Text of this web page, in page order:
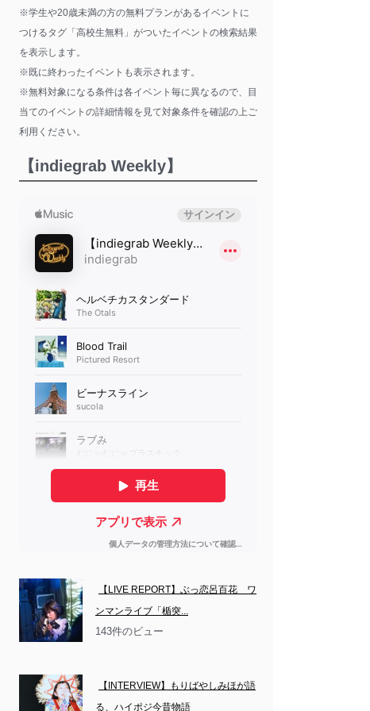
※学生や20歳未満の方の無料プランがあるイベントに
つけるタグ「高校生無料」がついたイベントの検索結果
を表示します。
※既に終わったイベントも表示されます。
※無料対象になる条件は各イベント毎に異なるので、目
当てのイベントの詳細情報を見て対象条件を確認の上ご
利用ください。
【indiegrab Weekly】
【LIVE REPORT】ぶっ恋呂百花　ワ
ンマンライブ「楯突...
143件のビュー
【INTERVIEW】もりばやしみほが語
る、ハイポジ今昔物語